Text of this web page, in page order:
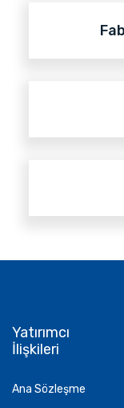
Yatırımcı
İlişkileri
Ana Sözleşme